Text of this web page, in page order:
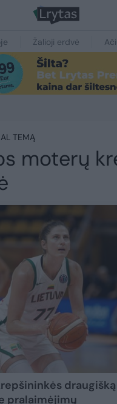
Žalioji erdvė
TEMĄ
moterų
pralaimėjimų